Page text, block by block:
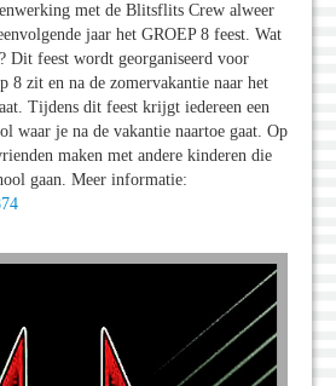
met de Blitsflits Crew alweer
jaar het GROEP 8 feest. Wat
Dit feest wordt georganiseerd voor
8 zit en na de zomervakantie naar het
Tijdens dit feest krijgt iedereen een
waar je na de vakantie naartoe gaat. Op
maken met andere kinderen die
gaan. Meer informatie: